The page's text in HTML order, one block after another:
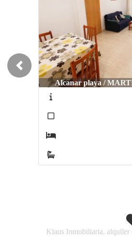
Alcanar playa /
Previous
Klaus Inmobiliaria, alquiler